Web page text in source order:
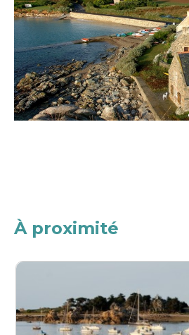
À proximité